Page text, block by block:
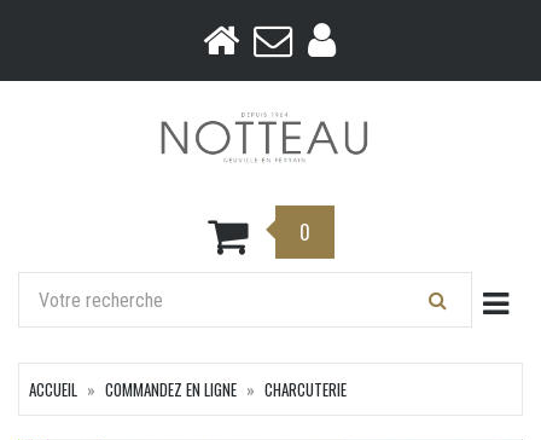
0
ACCUEIL COMMANDEZ EN LIGNE CHARCUTERIE